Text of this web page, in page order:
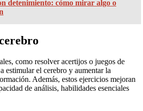
detenimiento: cómo mirar algo o
como resolver acertijos o juegos de
estimular el cerebro y aumentar la
Además, estos ejercicios mejoran
de análisis, habilidades esenciales